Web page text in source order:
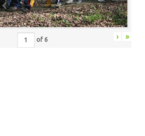
of 6 › »